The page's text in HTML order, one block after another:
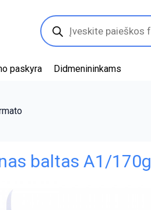
Products
search
paskyra Didmenininkams
baltas A1/